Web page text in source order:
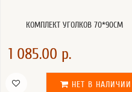
КОМПЛЕКТ УГОЛКОВ 70*90СМ
1 085.00 р.
НЕТ В НАЛИЧИИ